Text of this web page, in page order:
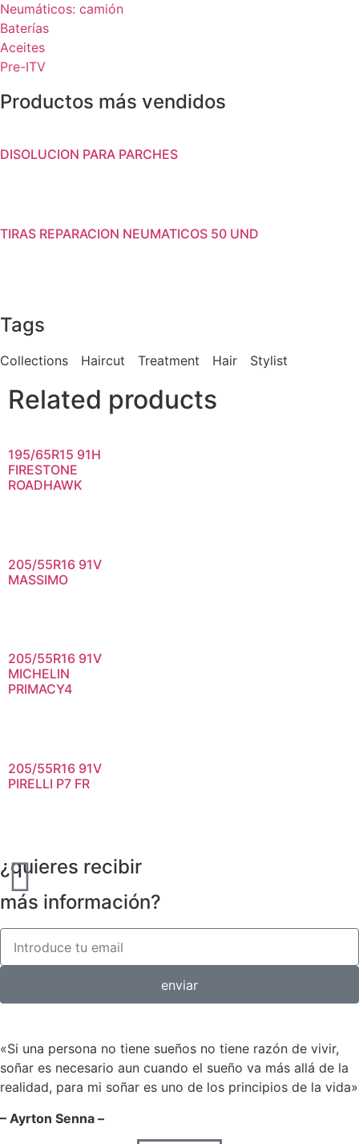
Neumáticos: camión
Baterías
Aceites
Pre-ITV
Productos más vendidos
DISOLUCION PARA PARCHES
TIRAS REPARACION NEUMATICOS 50 UND
Tags
Collections Haircut Treatment Hair Stylist
Related products
195/65R15 91H
FIRESTONE
ROADHAWK
205/55R16 91V
MASSIMO
205/55R16 91V
MICHELIN
PRIMACY4
205/55R16 91V
PIRELLI P7 FR
¿quieres recibir
más información?
enviar
«Si una persona no tiene sueños no tiene razón de vivir,
soñar es necesario aun cuando el sueño va más allá de la
realidad, para mi soñar es uno de los principios de la vida»
– Ayrton Senna –